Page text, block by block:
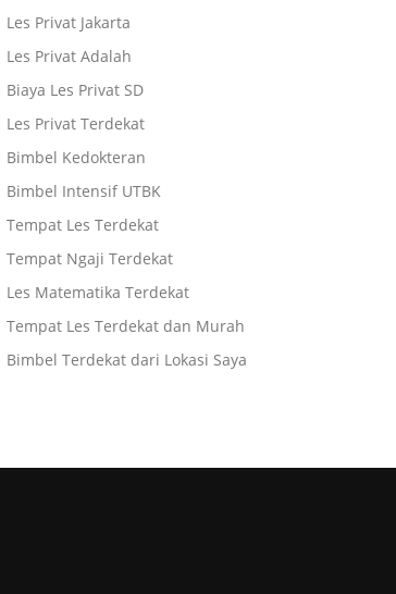
Les Privat Jakarta
Les Privat Adalah
Biaya Les Privat SD
Les Privat Terdekat
Bimbel Kedokteran
Bimbel Intensif UTBK
Tempat Les Terdekat
Tempat Ngaji Terdekat
Les Matematika Terdekat
Tempat Les Terdekat dan Murah
Bimbel Terdekat dari Lokasi Saya